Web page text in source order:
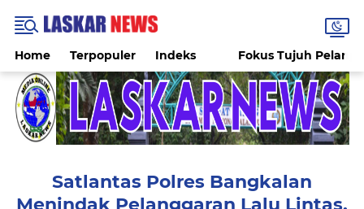
Home Terpopuler Indeks Fokus Tujuh
Satlantas Polres Bangkalan
Menindak Pelanggaran Lalu Lintas,